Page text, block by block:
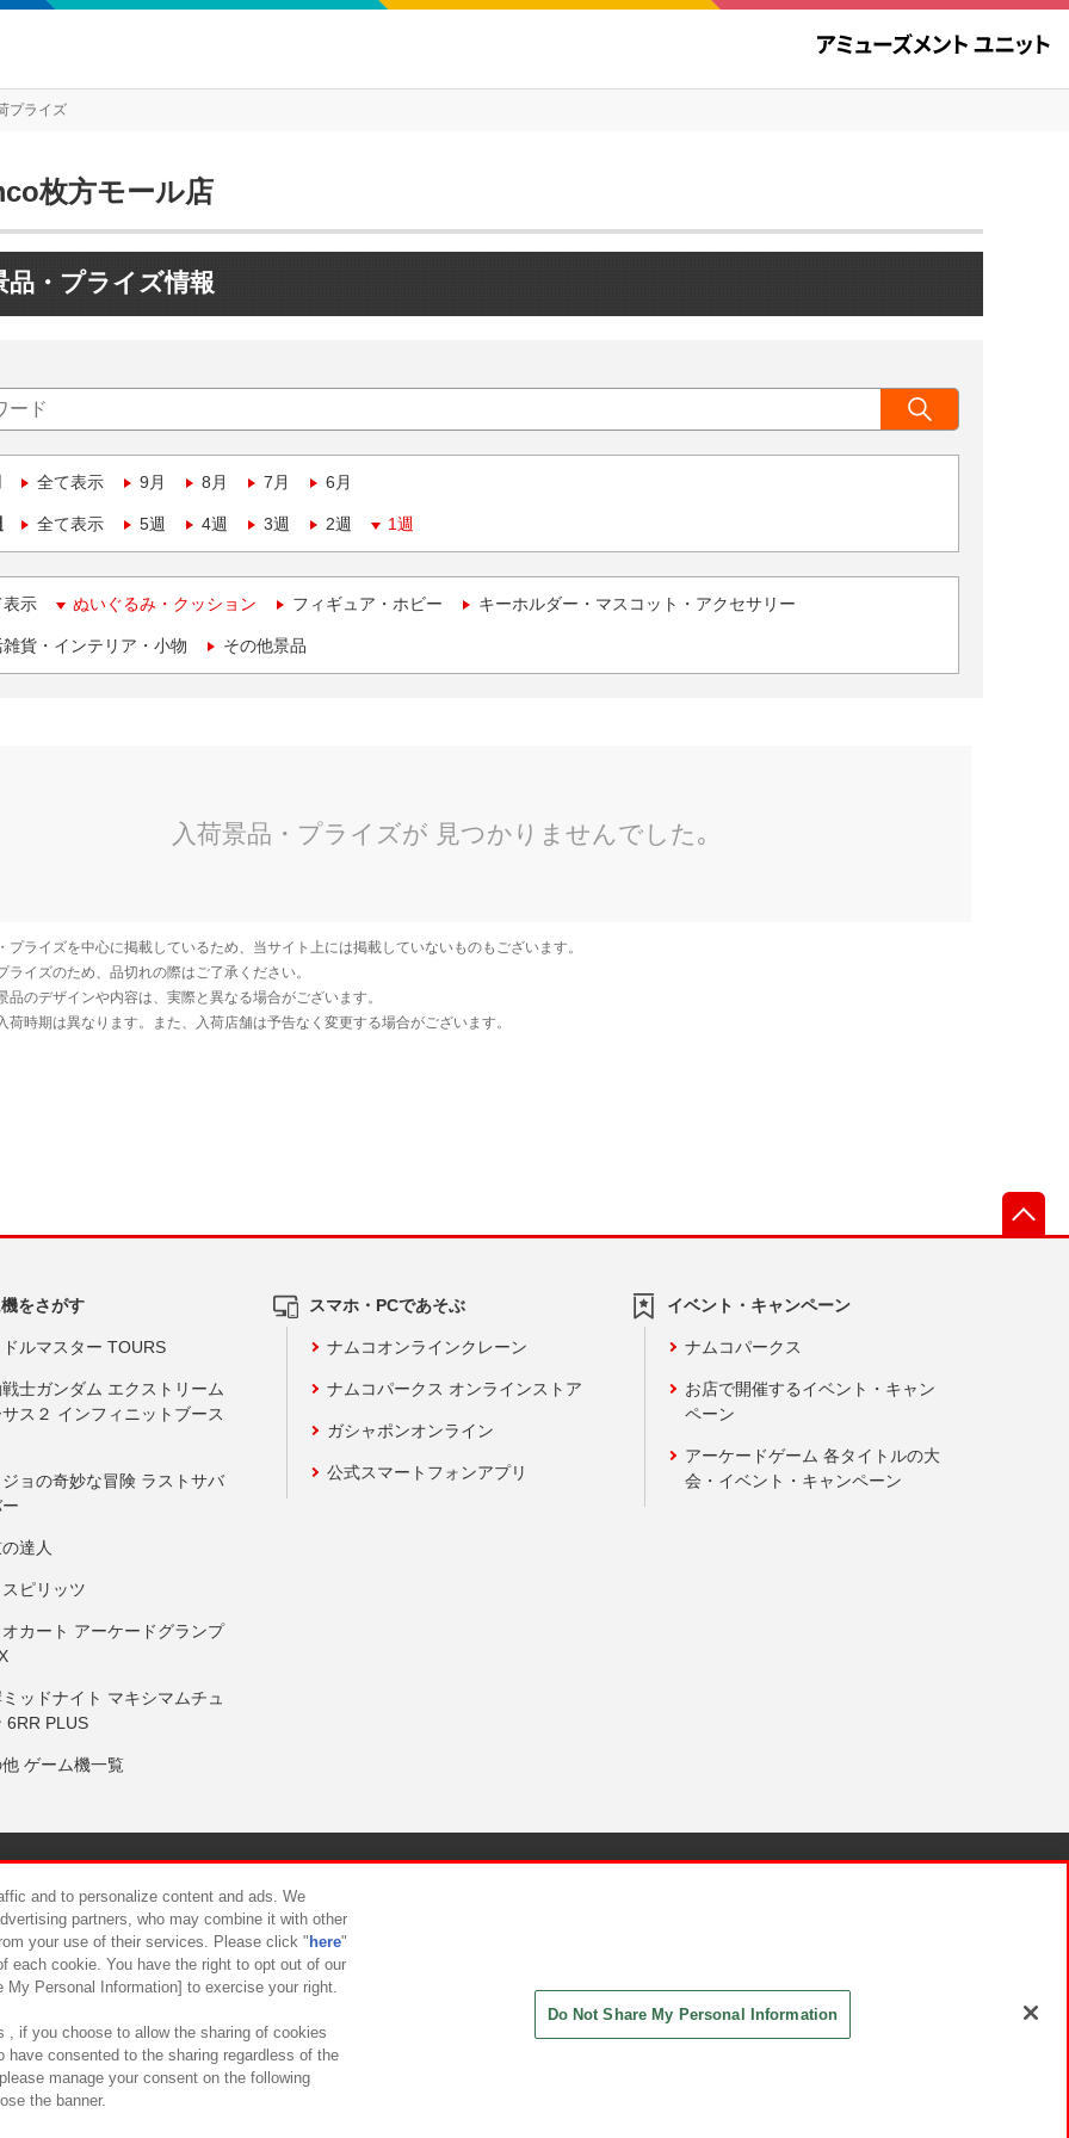
プライズ
枚方モール店
品・プライズ情報
全て表示 9月 8月 7月 6月
全て表示 5週 4週 3週 2週 1週
表示 ぬいぐるみ・クッション フィギュア・ホビー キーホルダー・マスコット・アクセサリー
貨・インテリア・小物 その他景品
をさがす
ルマスター TOURS
士ガンダム エクストリーム
ス２ インフィニットブース
ョの奇妙な冒険 ラストサバ
達人
ピリッツ
カート アーケードグランプ
ッドナイト マキシマムチュ
6RR PLUS
ゲーム機一覧
スマホ・PCであそぶ
ナムコオンラインクレーン
ナムコパークス オンラインストア
ガシャポンオンライン
公式スマートフォンアプリ
イベント・キャンペーン
ナムコパークス
お店で開催するイベント・キャン
ペーン
アーケードゲーム 各タイトルの大
会・イベント・キャンペーン
について カスタマーハラスメント対応方針
and to personalize content and ads. We
partners, who may combine it with other
your use of their services. Please click " here"
each cookie. You have the right to opt out of our
Personal Information] to exercise your right.
, if you choose to allow the sharing of cookies
have consented to the sharing regardless of the
manage your consent on the following
the banner.
Do Not Share My Personal Information